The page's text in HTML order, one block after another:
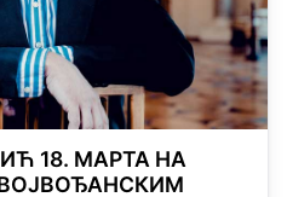
18. МАРТА НА